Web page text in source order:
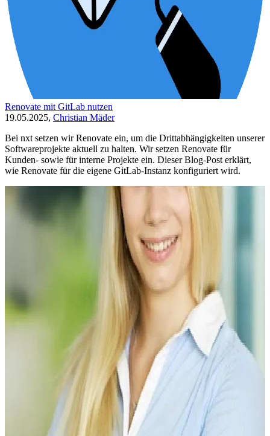
Renovate mit GitLab nutzen
19.05.2025, Christian Mäder
Bei nxt setzen wir Renovate ein, um die Drittabhängigkeiten unserer
Softwareprojekte aktuell zu halten. Wir setzen Renovate für
Kunden- sowie für interne Projekte ein. Dieser Blog-Post erklärt,
wie Renovate für die eigene GitLab-Instanz konfiguriert wird.